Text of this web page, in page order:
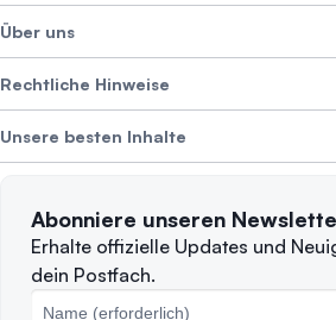
Crypto Bundles
Erträge erzielen
Alpha Deals
Help Center
Branding-Paket
Über uns
Über SwissBorg
Karriere WIR STELLEN EIN
Rechtliche Hinweise
Datenschutzerklärung
Beschwerden
Cookie-Richtlinie
Unsere besten Inhalte
Wann sollte man verkaufen?
Top-Blockchains
Abonniere unseren
Erhalte offizielle Updates und
dein Postfach.